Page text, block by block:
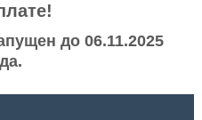
до 06.11.2025